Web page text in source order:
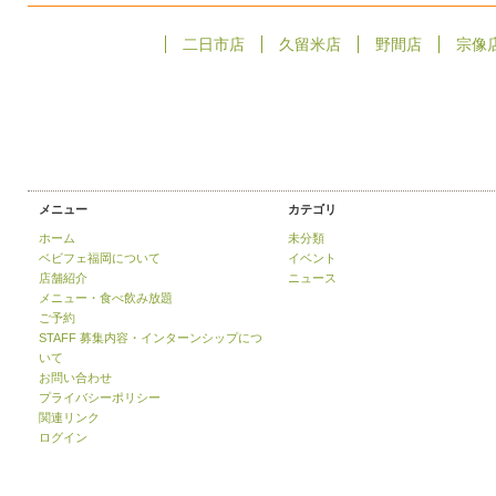
二日市店 久留米店 野間店 宗像
メニュー
ホーム
ベビフェ福岡について
店舗紹介
メニュー・食べ飲み放題
ご予約
STAFF 募集内容・インターンシップにつ
いて
お問い合わせ
プライバシーポリシー
関連リンク
ログイン
カテゴリ
未分類
イベント
ニュース